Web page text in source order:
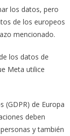
los datos, pero
de los europeos
mencionado.
los datos de
Meta utilice
(GDPR) de Europa
deben
y también